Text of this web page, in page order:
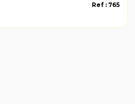
Ref : 765